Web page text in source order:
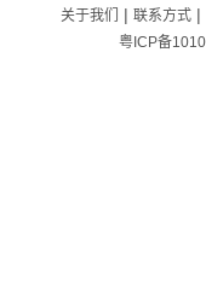
关于我们 | 联系方式|
粤ICP备